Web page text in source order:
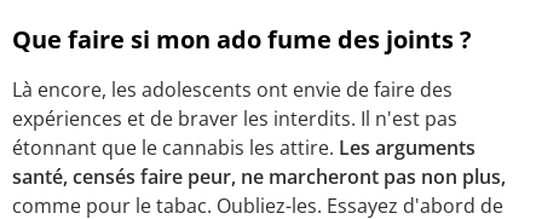
Que faire si mon ado fume des joints ?
Là encore, les adolescents ont envie de faire des
expériences et de braver les interdits. Il n'est pas
étonnant que le cannabis les attire. Les arguments
santé, censés faire peur, ne marcheront pas non plus,
comme pour le tabac. Oubliez-les. Essayez d'abord de